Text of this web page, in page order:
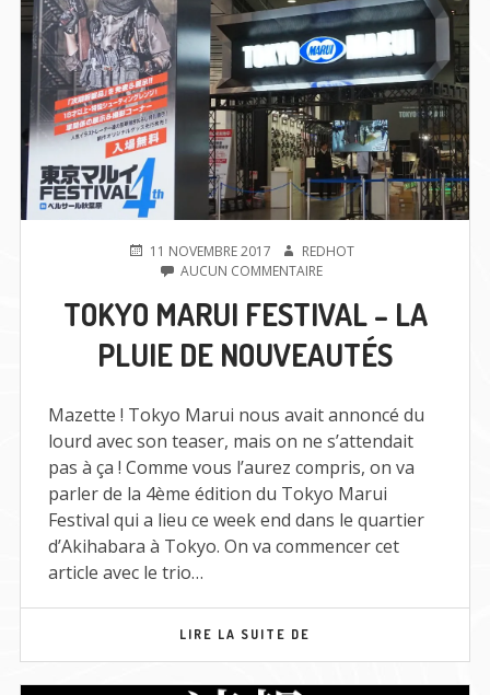
PUBLIÉ11 NOVEMBRE 2017 AUTEUR
REDHOT
AUCUN COMMENTAIRESUR
MARUI
FESTIVAL
–
LA
DE
NOUVEAUTÉS
TOKYO MARUI FESTIVAL – LA
PLUIE DE NOUVEAUTÉS
Mazette ! Tokyo Marui nous avait annoncé du
lourd avec son teaser, mais on ne s’attendait
pas à ça ! Comme vous l’aurez compris, on va
parler de la 4ème édition du Tokyo Marui
Festival qui a lieu ce week end dans le quartier
d’Akihabara à Tokyo. On va commencer cet
article avec le trio…
LIRE LA SUITE DE